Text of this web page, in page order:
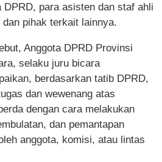
DPRD, para asisten dan staf ahli
pihak terkait lainnya.
Anggota DPRD Provinsi
selaku juru bicara
berdasarkan tatib DPRD,
dan wewenang atas
dengan cara melakukan
dan pemantapan
anggota, komisi, atau lintas